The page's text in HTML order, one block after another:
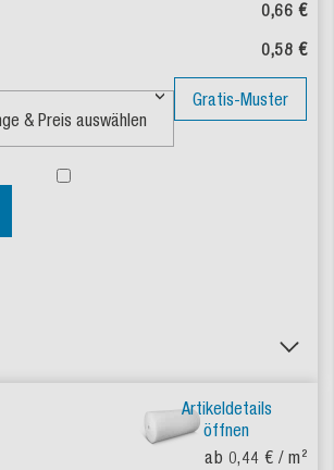
0,66 €
0,58 €
Gratis-Muster
Artikeldetails
öffnen
ab 0,44 € / m²